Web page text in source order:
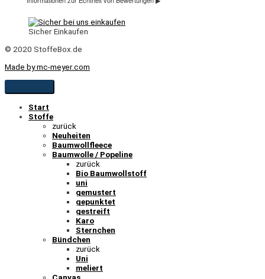
Sicher Einkaufen
© 2020 StoffeBox.de
Made by mc-meyer.com
Start
Stoffe
zurück
Neuheiten
Baumwollfleece
Baumwolle / Popeline
zurück
Bio Baumwollstoff
uni
gemustert
gepunktet
gestreift
Karo
Sternchen
Bündchen
zurück
Uni
meliert